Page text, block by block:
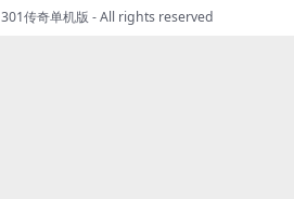
301传奇单机版 - All rights reserved